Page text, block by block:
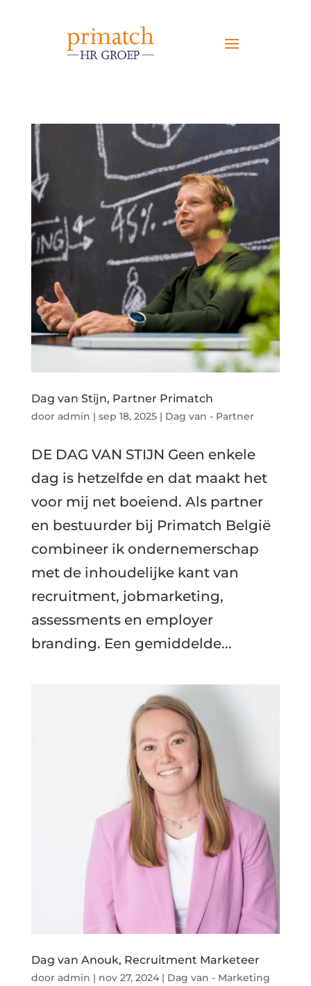
Dag van Stijn, Partner Primatch
door admin | sep 18, 2025| Dag van - Partner
DE DAG VAN STIJN Geen enkele
dag is hetzelfde en dat maakt het
voor mij net boeiend. Als partner
en bestuurder bij Primatch België
combineer ik ondernemerschap
met de inhoudelijke kant van
recruitment, jobmarketing,
assessments en employer
branding. Een gemiddelde...
Dag van Anouk, Recruitment Marketeer
door admin | nov 27, 2024| Dag van - Marketing